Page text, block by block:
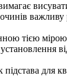
тією
для